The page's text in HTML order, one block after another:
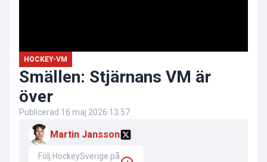
HOCKEY-VM
Smällen: Stjärnans VM är
över
Publicerad 16 maj 2026 13:57
Martin Jansson
Följ HockeySverige på